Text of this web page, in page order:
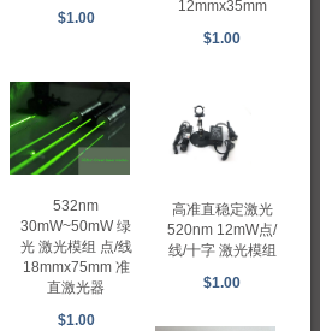
$1.00
12mmx35mm
$1.00
532nm
30mW~50mW 绿
光 激光模组 点/线
18mmx75mm 准
直激光器
$1.00
高准直稳定激光
520nm 12mW点/
线/十字 激光模组
$1.00